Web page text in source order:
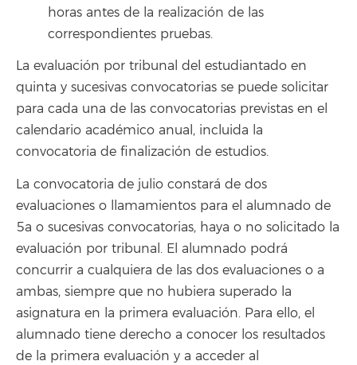
horas antes de la realización de las
correspondientes pruebas.
La evaluación por tribunal del estudiantado en
quinta y sucesivas convocatorias se puede solicitar
para cada una de las convocatorias previstas en el
calendario académico anual, incluida la
convocatoria de finalización de estudios.
La convocatoria de julio constará de dos
evaluaciones o llamamientos para el alumnado de
5a o sucesivas convocatorias, haya o no solicitado la
evaluación por tribunal. El alumnado podrá
concurrir a cualquiera de las dos evaluaciones o a
ambas, siempre que no hubiera superado la
asignatura en la primera evaluación. Para ello, el
alumnado tiene derecho a conocer los resultados
de la primera evaluación y a acceder al